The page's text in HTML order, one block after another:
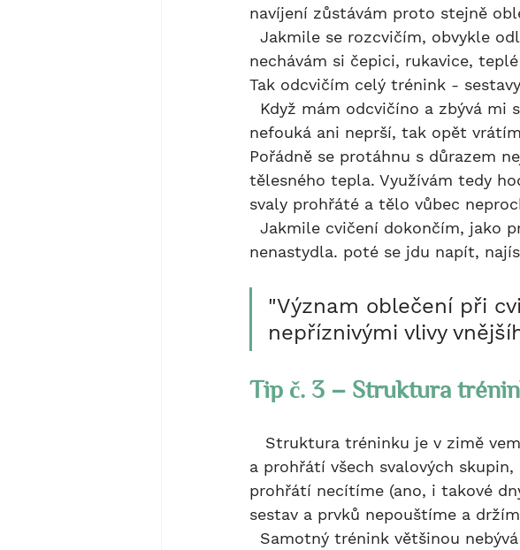
navíjení zůstávám proto stejně
nechávám si čepici, rukavice,
Tak odcvičím celý trénink -
nefouká ani neprší, tak opět
Pořádně se protáhnu s důrazem
tělesného tepla. Využívám tedy
svaly prohřáté a tělo vůbec
nenastydla. poté se jdu napít,
"Význam oblečení při
nepříznivými vlivy
Tip č. 3 – Struktura
a prohřátí všech svalových
prohřátí necítíme (ano, i takové
sestav a prvků nepouštíme a